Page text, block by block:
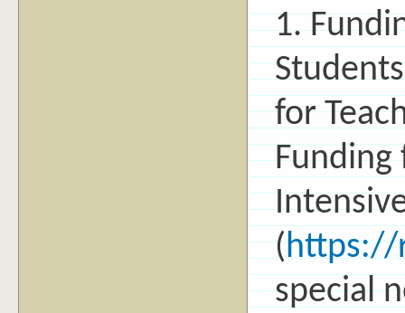
1.
for
Funding
(https://
special